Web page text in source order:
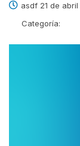
asdf 21 de abril
Categoría: